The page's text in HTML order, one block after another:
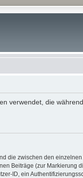
verwendet, die
die zwischen den
Beiträge (zur Markierung
ID, ein